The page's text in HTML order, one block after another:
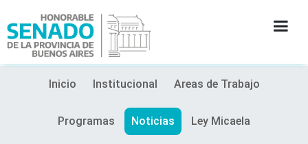
INSTITUCIÓN
SECRETARÍAS
Inicio Institucional Areas de Trabajo
Programas Noticias Ley Micaela